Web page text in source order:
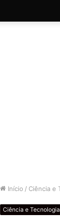
Início / Ciência e
Ciência e Tecnologia